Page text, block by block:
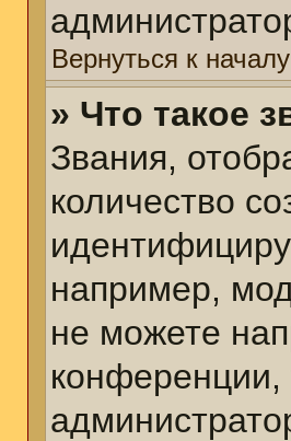
Вернуться к началу
» Что такое
Звания,
количество
например,
не можете
конференции,